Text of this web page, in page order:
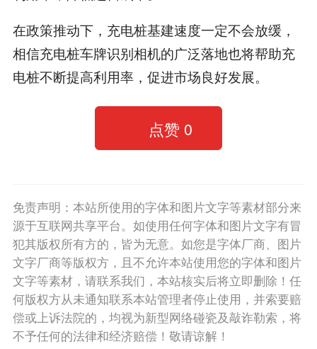
在政策推动下，充电桩基建速度一定不会放缓，
相信充电桩车牌识别相机的广泛落地也将帮助充
电桩不断提高利用率，促进市场良好发展。
点赞 0
免责声明：本站所使用的字体和图片文字等素材部分来
源于互联网共享平台。如使用任何字体和图片文字有冒
犯其版权所有方的，皆为无意。如您是字体厂商、图片
文字厂商等版权方，且不允许本站使用您的字体和图片
文字等素材，请联系我们，本站核实后将立即删除！任
何版权方从未通知联系本站管理者停止使用，并索要赔
偿或上诉法院的，均视为新型网络碰瓷及敲诈勒索，将
不予任何的法律和经济赔偿！敬请谅解！